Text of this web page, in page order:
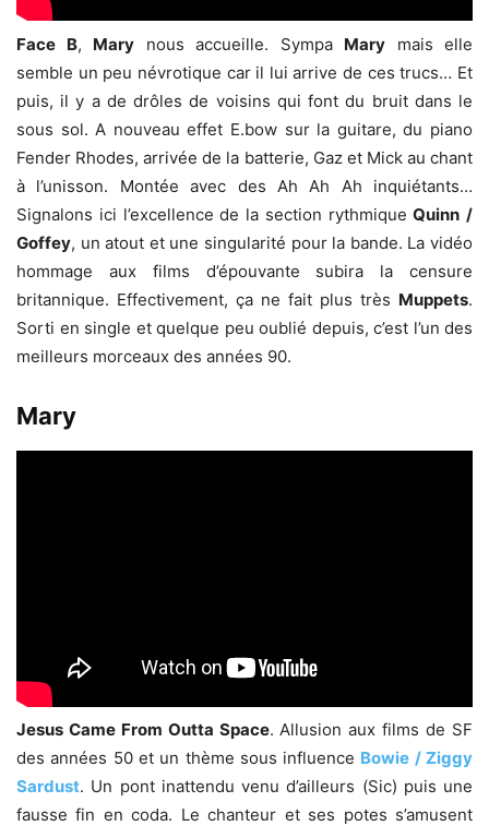
Face B, Mary nous accueille. Sympa Mary mais elle
semble un peu névrotique car il lui arrive de ces trucs… Et
puis, il y a de drôles de voisins qui font du bruit dans le
sous sol. A nouveau effet E.bow sur la guitare, du piano
Fender Rhodes, arrivée de la batterie, Gaz et Mick au chant
à l’unisson. Montée avec des Ah Ah Ah inquiétants…
Signalons ici l’excellence de la section rythmiqueQuinn /
Goffey, un atout et une singularité pour la bande. La vidéo
hommage aux films d’épouvante subira la censure
britannique. Effectivement, ça ne fait plus très Muppets.
Sorti en single et quelque peu oublié depuis, c’est l’un des
meilleurs morceaux des années 90.
Mary
Jesus Came From Outta Space. Allusion aux films de SF
des années 50 et un thème sous influence Bowie / Ziggy
Sardust. Un pont inattendu venu d’ailleurs (Sic) puis une
fausse fin en coda. Le chanteur et ses potes s’amusent